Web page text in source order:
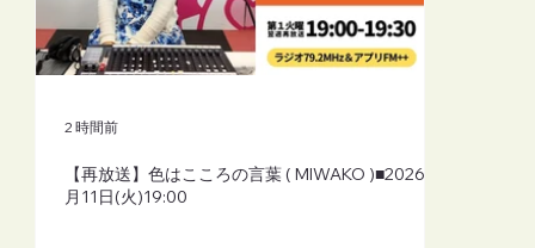
【再放送】色はこころの言葉 ( MIWAKO )■2026年8
月11日(火)19:00
2 時間前